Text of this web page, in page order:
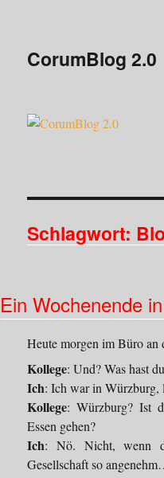
CorumBlog 2.0
Schlagwort:
Ein Wochenende
Heute morgen im Büro an
Kollege: Und? Was hast
Ich: Ich war in Würzburg,
Kollege: Würzburg? Ist
Essen gehen?
Ich: Nö. Nicht, wenn
Gesellschaft so